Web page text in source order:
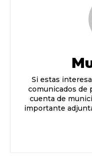
Si estas
comunicados de
cuenta de
importante